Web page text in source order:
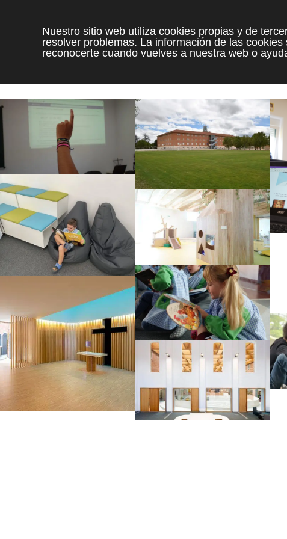
Nuestro sitio web utiliza cookies propias y de
resolver problemas. La información de las
reconocerte cuando vuelves a nuestra web o